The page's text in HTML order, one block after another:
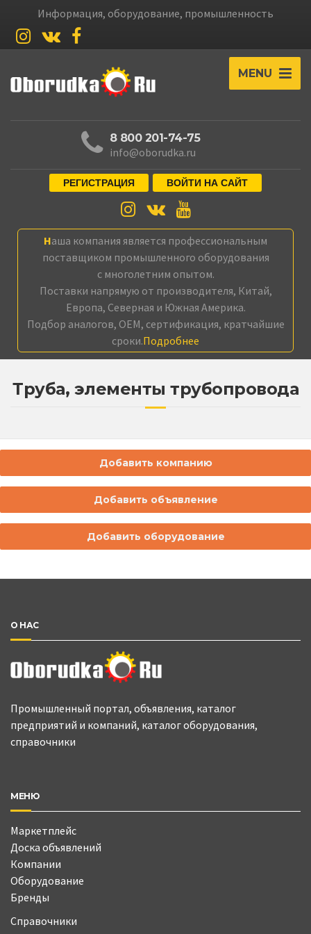
Информация, оборудование, промышленность
MENU
8 800 201-74-75
info@oborudka.ru
РЕГИСТРАЦИЯ ВОЙТИ НА САЙТ
Наша компания является профессиональным
поставщиком промышленного оборудования
с многолетним опытом.
Поставки напрямую от производителя, Китай,
Европа, Северная и Южная Америка.
Подбор аналогов, OEM, сертификация, кратчайшие
сроки.Подробнее
Труба, элементы трубопровода
Добавить компанию
Добавить объявление
Добавить оборудование
О НАС
Промышленный портал, объявления, каталог
предприятий и компаний, каталог оборудования,
справочники
МЕНЮ
Маркетплейс
Доска объявлений
Компании
Оборудование
Бренды
Справочники